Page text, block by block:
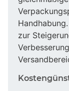
zur